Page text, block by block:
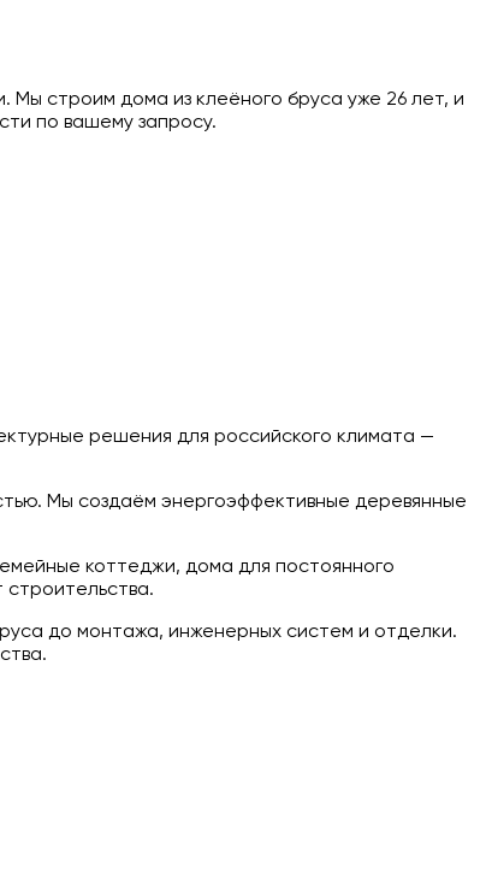
Мы строим дома из клеёного бруса уже 26 лет, и
по вашему запросу.
решения для российского климата —
Мы создаём энергоэффективные деревянные
коттеджи, дома для постоянного
до монтажа, инженерных систем и отделки.